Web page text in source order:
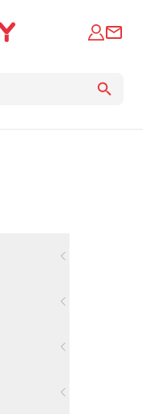
iletişime